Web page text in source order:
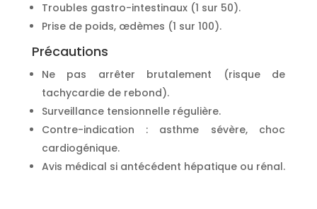
Troubles gastro-intestinaux (1 sur 50).
Prise de poids, œdèmes (1 sur 100).
Précautions
Ne pas arrêter brutalement (risque de
tachycardie de rebond).
Surveillance tensionnelle régulière.
Contre-indication : asthme sévère, choc
cardiogénique.
Avis médical si antécédent hépatique ou rénal.